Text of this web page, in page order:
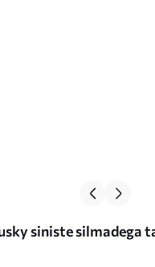
siniste silmadega